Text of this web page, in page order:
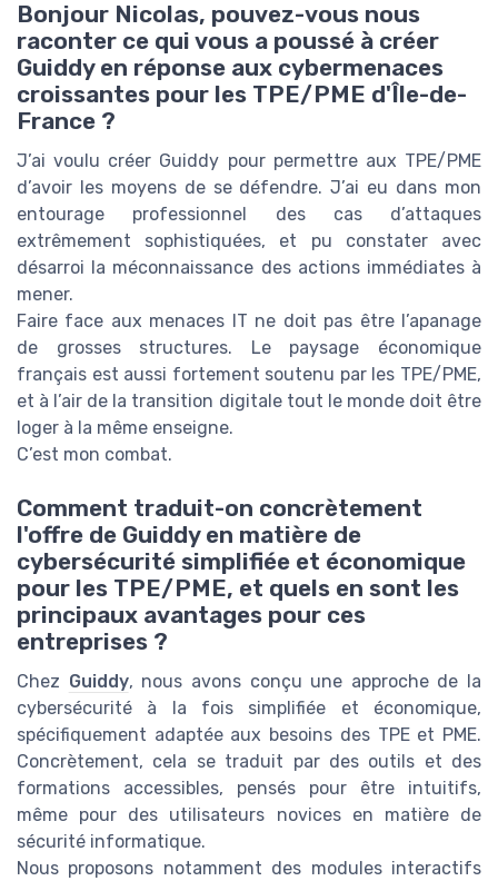
Bonjour Nicolas, pouvez-vous nous
raconter ce qui vous a poussé à créer
Guiddy en réponse aux cybermenaces
croissantes pour les TPE/PME d'Île-de-
France ?
J’ai voulu créer Guiddy pour permettre aux TPE/PME
d’avoir les moyens de se défendre. J’ai eu dans mon
entourage professionnel des cas d’attaques
extrêmement sophistiquées, et pu constater avec
désarroi la méconnaissance des actions immédiates à
mener.
Faire face aux menaces IT ne doit pas être l’apanage
de grosses structures. Le paysage économique
français est aussi fortement soutenu par les TPE/PME,
et à l’air de la transition digitale tout le monde doit être
loger à la même enseigne.
C’est mon combat.
Comment traduit-on concrètement
l'offre de Guiddy en matière de
cybersécurité simplifiée et économique
pour les TPE/PME, et quels en sont les
principaux avantages pour ces
entreprises ?
Chez Guiddy, nous avons conçu une approche de la
cybersécurité à la fois simplifiée et économique,
spécifiquement adaptée aux besoins des TPE et PME.
Concrètement, cela se traduit par des outils et des
formations accessibles, pensés pour être intuitifs,
même pour des utilisateurs novices en matière de
sécurité informatique.
Nous proposons notamment des modules interactifs